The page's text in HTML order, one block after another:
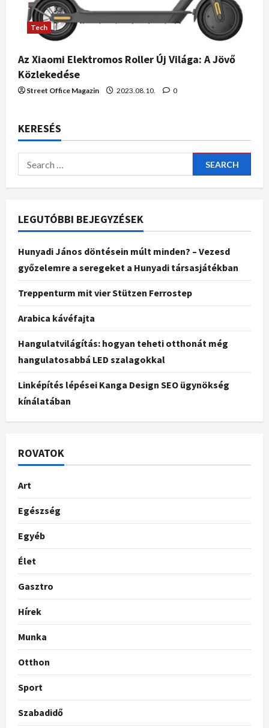
Tech
Az Xiaomi Elektromos Roller Új Világa: A Jövő
Közlekedése
Street Office Magazin 2023.08.10. 0
KERESÉS
LEGUTÓBBI BEJEGYZÉSEK
Hunyadi János döntésein múlt minden? – Vezesd
győzelemre a seregeket a Hunyadi társasjátékban
Treppenturm mit vier Stützen Ferrostep
Arabica kávéfajta
Hangulatvilágítás: hogyan teheti otthonát még
hangulatosabbá LED szalagokkal
Linképítés lépései Kanga Design SEO ügynökség
kínálatában
ROVATOK
Art
Egészség
Egyéb
Élet
Gasztro
Hírek
Munka
Otthon
Sport
Szabadidő